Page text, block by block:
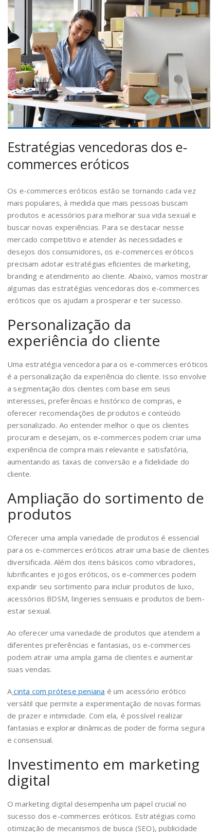
Estratégias vencedoras dos e-
commerces eróticos
Os e-commerces eróticos estão se tornando cada vez
mais populares, à medida que mais pessoas buscam
produtos e acessórios para melhorar sua vida sexual e
buscar novas experiências. Para se destacar nesse
mercado competitivo e atender às necessidades e
desejos dos consumidores, os e-commerces eróticos
precisam adotar estratégias eficientes de marketing,
branding e atendimento ao cliente. Abaixo, vamos mostrar
algumas das estratégias vencedoras dos e-commerces
eróticos que os ajudam a prosperar e ter sucesso.
Personalização da
experiência do cliente
Uma estratégia vencedora para os e-commerces eróticos
é a personalização da experiência do cliente. Isso envolve
a segmentação dos clientes com base em seus
interesses, preferências e histórico de compras, e
oferecer recomendações de produtos e conteúdo
personalizado. Ao entender melhor o que os clientes
procuram e desejam, os e-commerces podem criar uma
experiência de compra mais relevante e satisfatória,
aumentando as taxas de conversão e a fidelidade do
cliente.
Ampliação do sortimento de
produtos
Oferecer uma ampla variedade de produtos é essencial
para os e-commerces eróticos atrair uma base de clientes
diversificada. Além dos itens básicos como vibradores,
lubrificantes e jogos eróticos, os e-commerces podem
expandir seu sortimento para incluir produtos de luxo,
acessórios BDSM, lingeries sensuais e produtos de bem-
estar sexual.
Ao oferecer uma variedade de produtos que atendem a
diferentes preferências e fantasias, os e-commerces
podem atrair uma ampla gama de clientes e aumentar
suas vendas.
Acinta com prótese peniana é um acessório erótico
versátil que permite a experimentação de novas formas
de prazer e intimidade. Com ela, é possível realizar
fantasias e explorar dinâmicas de poder de forma segura
e consensual.
Investimento em marketing
digital
O marketing digital desempenha um papel crucial no
sucesso dos e-commerces eróticos. Estratégias como
otimização de mecanismos de busca (SEO), publicidade